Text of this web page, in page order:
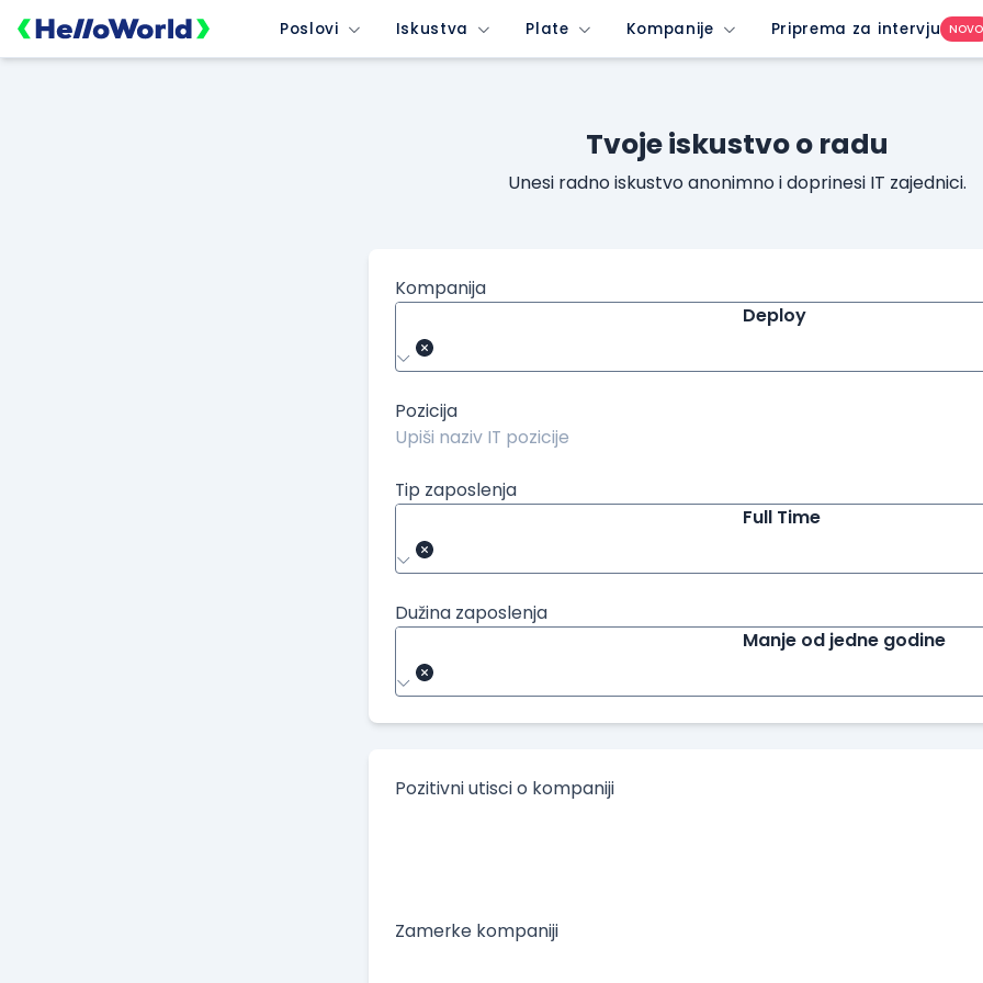
Poslovi Iskustva Plate Kompanije Priprema za intervju NOVO
Tvoje iskustvo o radu
Unesi radno iskustvo anonimno i doprinesi IT zajednici.
Kompanija
Deploy
Pozicija
Tip zaposlenja
Full Time
Dužina zaposlenja
Manje od jedne godine
Pozitivni utisci o kompaniji
Zamerke kompaniji